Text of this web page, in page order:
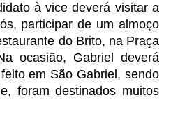
à vice deverá visitar a
participar de um almoço
do Brito, na Praça
ocasião, Gabriel deverá
em São Gabriel, sendo
foram destinados muitos